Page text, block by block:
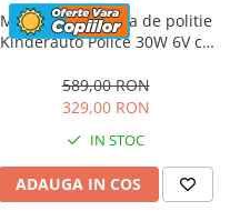
Masinuta electrica de politie
Kinderauto Police 30W 6V cu
bluetooth, culoare Alb
589,00 RON
329,00 RON
IN STOC
ADAUGA IN COS